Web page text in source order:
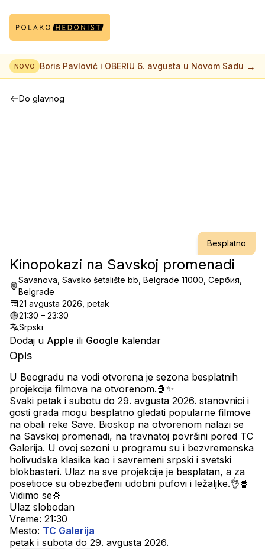
NOVO Boris Pavlović i OBERIU 6. avgusta u Novom Sadu →
Do glavnog
Besplatno
Kinopokazi na Savskoj promenadi
Savanova, Savsko šetalište bb, Belgrade 11000, Сербия,
Belgrade
21 avgusta 2026, petak
21:30 – 23:30
Srpski
Dodaj u Apple ili Google kalendar
Opis
U Beogradu na vodi otvorena je sezona besplatnih
projekcija filmova na otvorenom.🍿✨
Svaki petak i subotu do 29. avgusta 2026. stanovnici i
gosti grada mogu besplatno gledati popularne filmove
na obali reke Save. Bioskop na otvorenom nalazi se
na Savskoj promenadi, na travnatoj površini pored TC
Galerija. U ovoj sezoni u programu su i bezvremenska
holivudska klasika kao i savremeni srpski i svetski
blokbasteri. Ulaz na sve projekcije je besplatan, a za
posetioce su obezbeđeni udobni pufovi i ležaljke.👌🍿
Vidimo se🍿
Ulaz slobodan
Vreme: 21:30
Mesto: TC Galerija
petak i subota do 29. avgusta 2026.